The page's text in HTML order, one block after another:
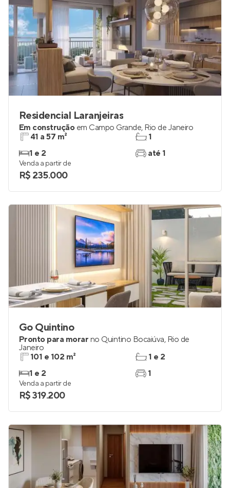
Residencial Laranjeiras
Em construção em Campo Grande, Rio de Janeiro
41 a 57 m²
1 e 2
1
até 1
Venda a partir de
R$ 235.000
Go Quintino
Pronto para morar no Quintino Bocaiúva, Rio de
Janeiro
101 e 102 m²
1 e 2
1 e 2
1
Venda a partir de
R$ 319.200